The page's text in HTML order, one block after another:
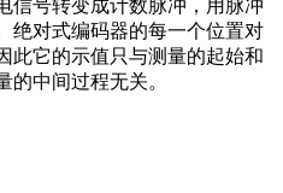
信号转变成计数脉冲，用脉冲
绝对式编码器的每一个位置对
此它的示值只与测量的起始和
的中间过程无关。